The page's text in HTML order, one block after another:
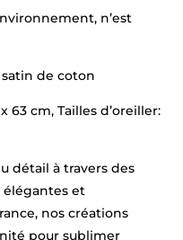
n’est
satin de coton
63 cm, Tailles d’oreiller:
détail à travers des
et
nos créations
pour sublimer